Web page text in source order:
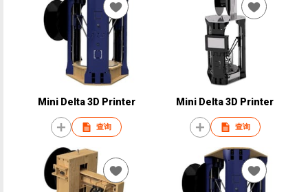
Mini Delta 3D Printer
查询
Mini Delta 3D Printer
查询